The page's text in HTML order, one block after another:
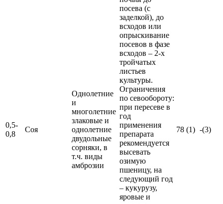
0,5-
0,8
Соя
Однолетние
и
многолетние
злаковые и
однолетние
двудольные
сорняки, в
т.ч. виды
амброзии
посева (с
заделкой), до
всходов или
опрыскивание
посевов в фазе
всходов – 2-х
тройчатых
листьев
культуры.
Ограничения
по севообороту:
при пересеве в
год
применения
препарата
рекомендуется
высевать
озимую
пшеницу, на
следующий год
– кукурузу,
яровые и
78 (1) -(3)